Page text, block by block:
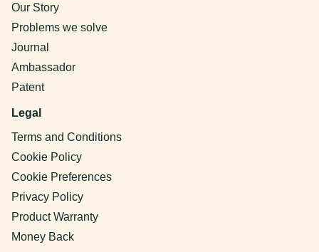
Our Story
Problems we solve
Journal
Ambassador
Patent
Legal
Terms and Conditions
Cookie Policy
Cookie Preferences
Privacy Policy
Product Warranty
Money Back